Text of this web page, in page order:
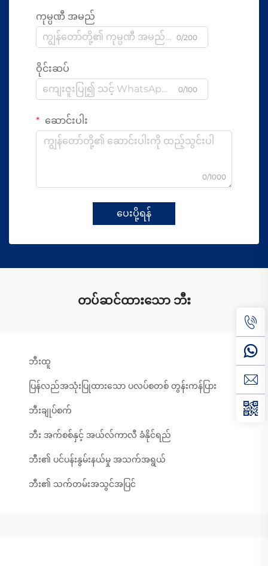
ကုမ္ပဏီ အမည်
0/200
ဝိုင်းဆပ်
0/100
ဆောင်းပါး
0/1000
ပေးပို့ရန်
တပ်ဆင်ထားသော ဘီး
ဘီးထူ
ပြန်လည်အသုံးပြုထားသော ပလပ်စတစ် တွန်းကန်ပြား
ဘီးချုပ်စက်
ဘီး အက်စစ်နှင့် အယ်လ်ကာလီ ခံနိုင်ရည်
ဘီး၏ ပင်ပန်းနွမ်းနယ်မှု အသက်အရွယ်
ဘီး၏ သက်တမ်းအသွင်အပြင်